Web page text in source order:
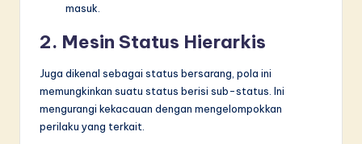
masuk.
2. Mesin Status Hierarkis
Juga dikenal sebagai status bersarang, pola ini
memungkinkan suatu status berisi sub-status. Ini
mengurangi kekacauan dengan mengelompokkan
perilaku yang terkait.